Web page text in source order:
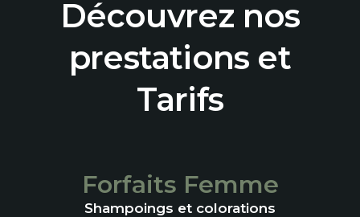
Découvrez nos
prestations et
Tarifs
Forfaits Femme
Shampoings et colorations